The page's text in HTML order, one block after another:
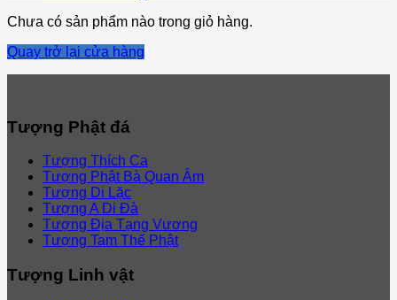
Chưa có sản phẩm nào trong giỏ hàng.
Quay trở lại cửa hàng
Tượng Phật đá
Tượng Thích Ca
Tượng Phật Bà Quan Âm
Tượng Di Lặc
Tượng A Di Đà
Tượng Địa Tạng Vương
Tượng Tam Thế Phật
Tượng Linh vật